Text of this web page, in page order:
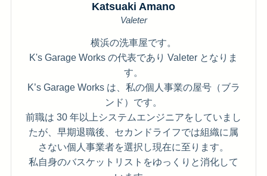
Katsuaki Amano
Valeter
横浜の洗車屋です。
K's Garage Works の代表であり Valeter となりま
す。
K’s Garage Works は、私の個人事業の屋号（ブラ
ンド）です。
前職は 30 年以上システムエンジニアをしていまし
たが、早期退職後、セカンドライフでは組織に属
さない個人事業者を選択し現在に至ります。
私自身のバスケットリストをゆっくりと消化して